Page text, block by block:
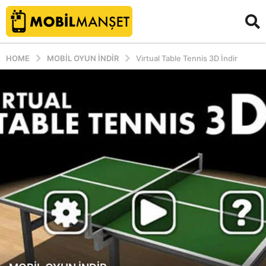
HOME MOBIL OYUN INDIR Virtual Table Tennis 3D İndir